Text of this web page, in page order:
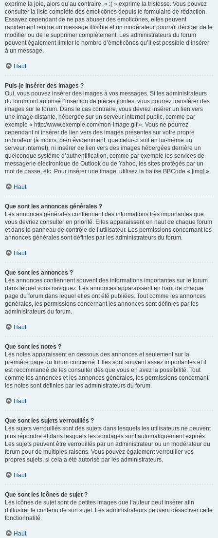
exprime la joie, alors qu’au contraire, « :( » exprime la tristesse. Vous pouvez
consulter la liste complète des émoticônes depuis le formulaire de rédaction.
Essayez cependant de ne pas abuser des émoticônes, elles peuvent
rapidement rendre un message illisible et un modérateur pourrait décider de le
modifier ou de le supprimer complètement. Les administrateurs du forum
peuvent également limiter le nombre d’émoticônes qu’il est possible d’insérer
à un message.
Haut
Puis-je insérer des images ?
Oui, vous pouvez insérer des images à vos messages. Si les administrateurs
du forum ont autorisé l’insertion de pièces jointes, vous pourrez transférer des
images sur le forum. Dans le cas contraire, vous devrez insérer un lien vers
une image distante, hébergée sur un serveur internet public, comme par
exemple « http://www.exemple.com/mon-image.gif ». Vous ne pourrez
cependant ni insérer de lien vers des images présentes sur votre propre
ordinateur (à moins, bien évidemment, que celui-ci soit en lui-même un
serveur internet), ni insérer de lien vers des images hébergées derrière un
quelconque système d’authentification, comme par exemple les services de
messagerie électronique de Outlook ou de Yahoo, les sites protégés par un
mot de passe, etc. Pour insérer une image, utilisez la balise BBCode « [img] ».
Haut
Que sont les annonces générales ?
Les annonces générales contiennent des informations très importantes que
vous devriez consulter en priorité. Elles apparaissent en haut de chaque forum
et dans le panneau de contrôle de l’utilisateur. Les permissions concernant les
annonces générales sont définies par les administrateurs du forum.
Haut
Que sont les annonces ?
Les annonces contiennent souvent des informations importantes sur le forum
dans lequel vous naviguez. Les annonces apparaissent en haut de chaque
page du forum dans lequel elles ont été publiées. Tout comme les annonces
générales, les permissions concernant les annonces sont définies par les
administrateurs du forum.
Haut
Que sont les notes ?
Les notes apparaissent en dessous des annonces et seulement sur la
première page du forum concerné. Elles sont souvent assez importantes et il
est recommandé de les consulter dès que vous en avez la possibilité. Tout
comme les annonces et les annonces générales, les permissions concernant
les notes sont définies par les administrateurs du forum.
Haut
Que sont les sujets verrouillés ?
Les sujets verrouillés sont des sujets dans lesquels les utilisateurs ne peuvent
plus répondre et dans lesquels les sondages sont automatiquement expirés.
Les sujets peuvent être verrouillés par un administrateur ou un modérateur du
forum pour de multiples raisons. Vous pouvez également verrouiller vos
propres sujets, si cela a été autorisé par les administrateurs.
Haut
Que sont les icônes de sujet ?
Les icônes de sujet sont de petites images que l’auteur peut insérer afin
d’illustrer le contenu de son sujet. Les administrateurs peuvent désactiver cette
fonctionnalité.
Haut